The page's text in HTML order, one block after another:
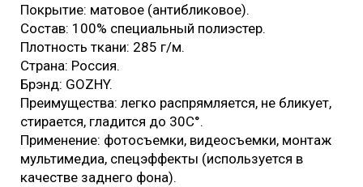
Покрытие: матовое (антибликовое).
Состав: 100% специальный полиэстер.
Плотность ткани: 285 г/м.
Страна: Россия.
Брэнд: GOZHY.
Преимущества: легко распрямляется, не бликует,
стирается, гладится до 30С°.
Применение: фотосъемки, видеосъемки, монтаж
мультимедиа, спецэффекты (используется в
качестве заднего фона).